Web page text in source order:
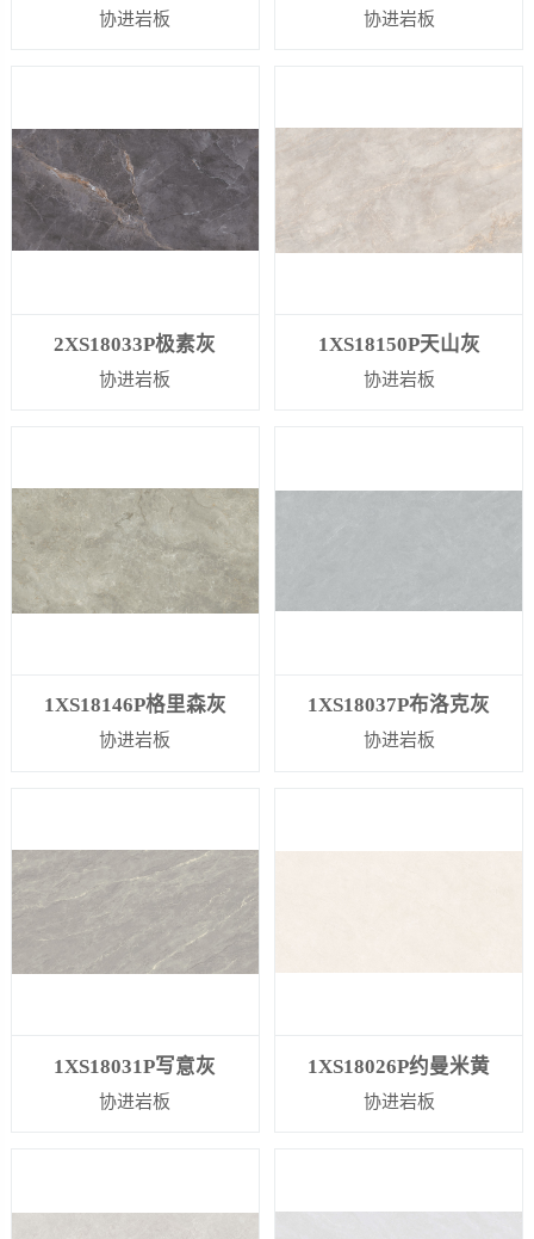
协进岩板 协进岩板
2XS18033P极素灰
协进岩板
1XS18150P天山灰
协进岩板
1XS18146P格里森灰
协进岩板
1XS18037P布洛克灰
协进岩板
1XS18031P写意灰
协进岩板
1XS18026P约曼米黄
协进岩板